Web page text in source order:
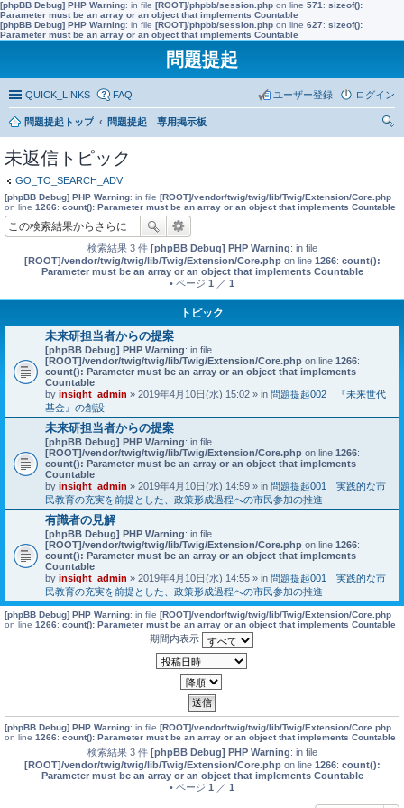
[phpBB Debug] PHP Warning: in file [ROOT]/phpbb/session.php on line 571 : sizeof():
Parameter must be an array or an object that implements Countable
[phpBB Debug] PHP Warning: in file [ROOT]/phpbb/session.php on line 627: sizeof():
Parameter must be an array or an object that implements Countable
問題提起
QUICK_LINKS FAQ ログイン
ユーザー登録
問題提起トップ
問題提起 専用掲示板
未返信トピック
GO_TO_SEARCH_ADV
[phpBB Debug] PHP Warning: in file [ROOT]/vendor/twig/twig/lib/Twig/Extension/Core.php
on line 1266: count(): Parameter must be an array or an object that implements Countable
検索結果 3 件 [phpBB Debug] PHP Warning: in file
[ROOT]/vendor/twig/twig/lib/Twig/Extension/Core.phpon line 1266: count():
Parameter must be an array or an object that implements Countable
• ページ 1 ／ 1
トピック
未来研担当者からの提案
[phpBB Debug] PHP Warning: in file
[ROOT]/vendor/twig/twig/lib/Twig/Extension/Core.php on line 1266:
count(): Parameter must be an array or an object that implements
Countable
by insight_admin » 2019年4月10日(水) 15:02 » in 問題提起002 『未来世代
基金』の創設
未来研担当者からの提案
[phpBB Debug] PHP Warning: in file
[ROOT]/vendor/twig/twig/lib/Twig/Extension/Core.php on line 1266:
count(): Parameter must be an array or an object that implements
Countable
by insight_admin » 2019年4月10日(水) 14:59 » in 問題提起001 実践的な市
民教育の充実を前提とした、政策形成過程への市民参加の推進
有識者の見解
[phpBB Debug] PHP Warning: in file
[ROOT]/vendor/twig/twig/lib/Twig/Extension/Core.php on line 1266:
count(): Parameter must be an array or an object that implements
Countable
by insight_admin » 2019年4月10日(水) 14:55 » in 問題提起001 実践的な市
民教育の充実を前提とした、政策形成過程への市民参加の推進
[phpBB Debug] PHP Warning: in file [ROOT]/vendor/twig/twig/lib/Twig/Extension/Core.php
on line 1266: count(): Parameter must be an array or an object that implements Countable
期間内表示
[phpBB Debug] PHP Warning: in file [ROOT]/vendor/twig/twig/lib/Twig/Extension/Core.php
on line 1266: count(): Parameter must be an array or an object that implements Countable
検索結果 3 件 [phpBB Debug] PHP Warning: in file
[ROOT]/vendor/twig/twig/lib/Twig/Extension/Core.phpon line 1266: count():
Parameter must be an array or an object that implements Countable
• ページ 1 ／ 1